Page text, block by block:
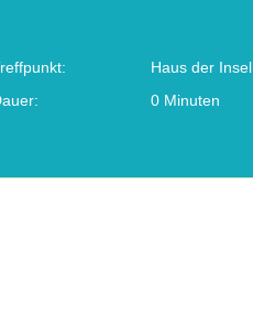
Haus der Insel
0 Minuten